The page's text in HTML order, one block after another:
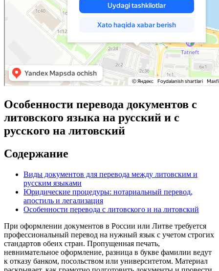
Особенности перевода документов с
литовского языка на русский и с
русского на литовский
Содержание
Виды документов для перевода между литовским и
русским языками
Юридические процедуры: нотариальный перевод,
апостиль и легализация
Особенности перевода с литовского и на литовский
При оформлении документов в России или Литве требуется
профессиональный перевод на нужный язык с учетом строгих
стандартов обеих стран. Пропущенная печать,
невнимательное оформление, разница в букве фамилии ведут
к отказу банком, посольством или университетом. Материал